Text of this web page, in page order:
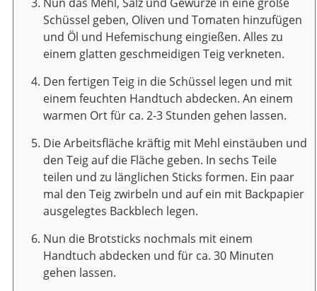
Schüssel geben, Oliven und Tomaten hinzufügen
und Öl und Hefemischung eingießen. Alles zu
einem glatten geschmeidigen Teig verkneten.
Den fertigen Teig in die Schüssel legen und mit
einem feuchten Handtuch abdecken. An einem
warmen Ort für ca. 2-3 Stunden gehen lassen.
Die Arbeitsfläche kräftig mit Mehl einstäuben und
den Teig auf die Fläche geben. In sechs Teile
teilen und zu länglichen Sticks formen. Ein paar
mal den Teig zwirbeln und auf ein mit Backpapier
ausgelegtes Backblech legen.
Nun die Brotsticks nochmals mit einem
Handtuch abdecken und für ca. 30 Minuten
gehen lassen.